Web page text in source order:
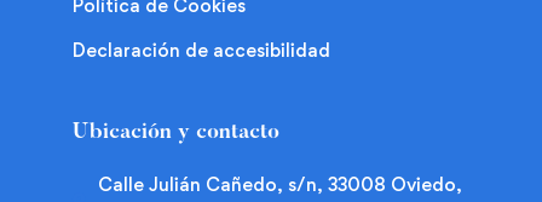
Política de Cookies
Declaración de accesibilidad
Ubicación y contacto
Calle Julián Cañedo, s/n, 33008 Oviedo,